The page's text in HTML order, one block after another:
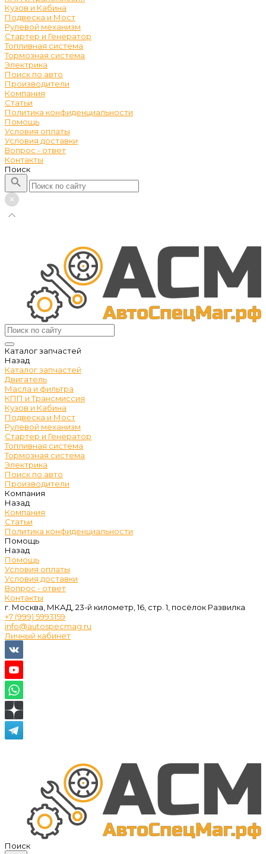
Кузов и Кабина
Подвеска и Мост
Рулевой механизм
Стартер и Генератор
Топливная система
Тормозная система
Электрика
Поиск по авто
Производители
Компания
Статьи
Политика конфиденциальности
Помощь
Условия оплаты
Условия доставки
Вопрос - ответ
Контакты
Поиск
Каталог запчастей
Назад
Каталог запчастей
Двигатель
Масла и фильтра
КПП и Трансмиссия
Кузов и Кабина
Подвеска и Мост
Рулевой механизм
Стартер и Генератор
Топливная система
Тормозная система
Электрика
Поиск по авто
Производители
Компания
Назад
Компания
Статьи
Политика конфиденциальности
Помощь
Назад
Помощь
Условия оплаты
Условия доставки
Вопрос - ответ
Контакты
г. Москва, МКАД, 23-й километр, 16, стр. 1, посёлок Развилка
+7 (999) 5993159
info@autospecmag.ru
Личный кабинет
Поиск